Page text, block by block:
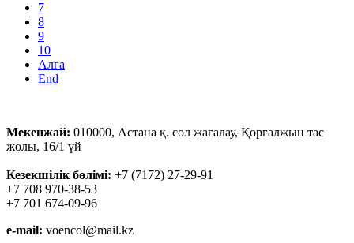
7
8
9
10
Алға
End
Мекенжай: 010000, Астана қ. сол жағалау, Қорғалжын тас
жолы, 16/1 үй
Кезекшілік бөлімі: +7 (7172) 27-29-91
+7 708 970-38-53
+7 701 674-09-96
e-mail: voencol@mail.kz